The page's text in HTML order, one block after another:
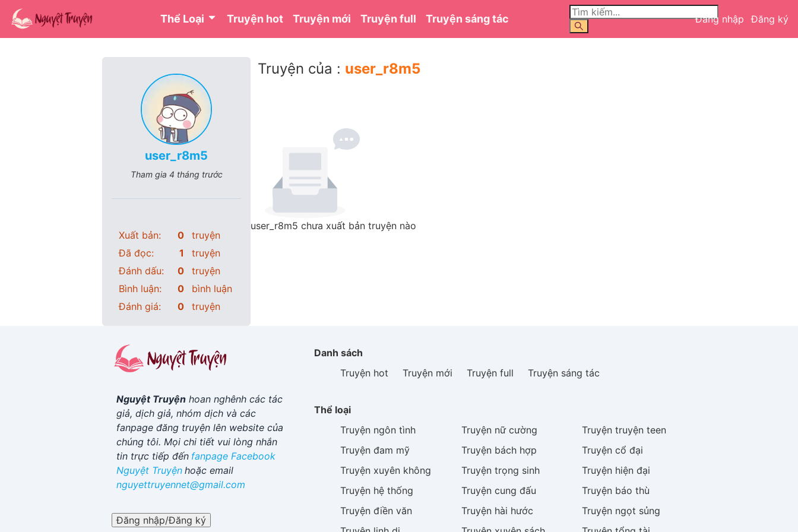
Thể Loại Truyện hot Truyện mới Truyện full Truyện sáng tác Đăng nhập Đăng ký
user_r8m5
Tham gia 4 tháng trước
Xuất bản: 0
truyện
Đã đọc:
1
truyện
Đánh dấu:
0
truyện
Bình luận:
0
bình luận
Đánh giá:
0 truyện
Truyện của : user_r8m5
user_r8m5 chưa xuất bản truyện nào
Nguyệt Truyện hoan nghênh các tác
giả, dịch giả, nhóm dịch và các
fanpage đăng truyện lên website của
chúng tôi. Mọi chi tiết vui lòng nhắn
tin trực tiếp đến fanpage Facebook
Nguyệt Truyện hoặc email
nguyettruyennet@gmail.com
Đăng nhập/Đăng ký
Danh sách
Truyện hot
Truyện mới Truyện full Truyện sáng tác
Thể loại
Truyện ngôn tình Truyện nữ cường Truyệntruyện teen
Truyệnđam mỹ Truyện bách hợp Truyệncổ đại
Truyện xuyên không Truyện trọng sinh Truyện hiện đại
Truyện hệ thống Truyện cung đấu Truyện báo thù
Truyệnđiền văn Truyện hài hước Truyện ngọt sủng